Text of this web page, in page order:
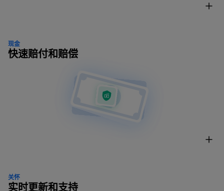
现金
快速赔付和赔偿
关怀
实时更新和支持